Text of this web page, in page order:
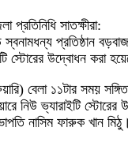
সাতক্ষীরা:
স্বনামধন্য প্রতিষ্ঠান
স্টোরের উদ্বোধন করা
বেলা ১১টার সময়
নিউ ভ্যারাইটি স্টোরের
নাসিম ফারুক খান মিঠু।